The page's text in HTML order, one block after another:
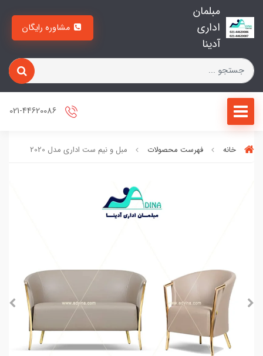
مبلمان
اداری
آدینا
خانه فهرست محصولات مبل و نیم ست اداری مدل 2020